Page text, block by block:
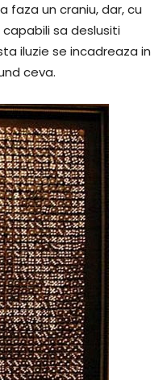
faza un craniu, dar, cu
sa deslusiti
iluzie se incadreaza in
ceva.